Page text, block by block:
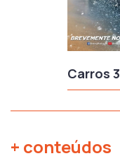
Carros 3
+ conteúdos